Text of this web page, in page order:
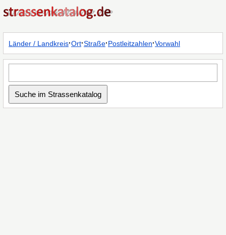
Länder / Landkreis·Ort·Straße·Postleitzahlen·Vorwahl